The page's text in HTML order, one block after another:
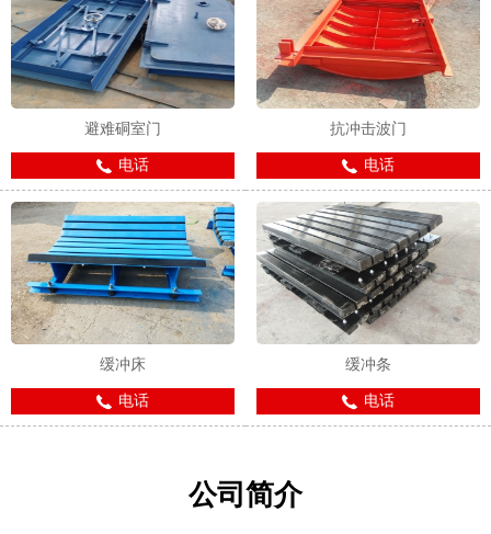
避难硐室门
电话
抗冲击波门
电话
缓冲床
电话
缓冲条
电话
公司简介